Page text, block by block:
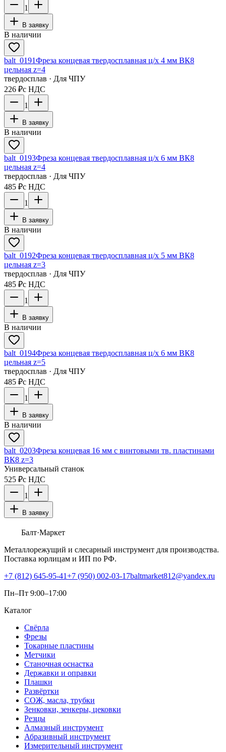
1
В заявку
В наличии
balt_0191Фреза концевая твердосплавная ц/х 4 мм ВК8
цельная z=4
твердосплав · Для ЧПУ
226 ₽с НДС
1
В заявку
В наличии
balt_0193Фреза концевая твердосплавная ц/х 6 мм ВК8
цельная z=4
твердосплав · Для ЧПУ
485 ₽с НДС
1
В заявку
В наличии
balt_0192Фреза концевая твердосплавная ц/х 5 мм ВК8
цельная z=3
твердосплав · Для ЧПУ
485 ₽с НДС
1
В заявку
В наличии
balt_0194Фреза концевая твердосплавная ц/х 6 мм ВК8
цельная z=5
твердосплав · Для ЧПУ
485 ₽с НДС
1
В заявку
В наличии
balt_0203Фреза концевая 16 мм с винтовыми тв. пластинами
ВК8 z=3
Универсальный станок
525 ₽с НДС
1
В заявку
Балт·Маркет
Металлорежущий и слесарный инструмент для производства.
Поставка юрлицам и ИП по РФ.
+7 (812) 645-95-41+7 (950) 002-03-17baltmarket812@yandex.ru
Пн–Пт 9:00–17:00
Каталог
Свёрла
Фрезы
Токарные пластины
Метчики
Станочная оснастка
Державки и оправки
Плашки
Развёртки
СОЖ, масла, трубки
Зенковки, зенкеры, цековки
Резцы
Алмазный инструмент
Абразивный инструмент
Измерительный инструмент